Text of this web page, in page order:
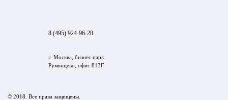
8 (495) 924-96-28
г. Москва, бизнес парк
Румянцево, офис 813Г
© 2018. Все права защищены.